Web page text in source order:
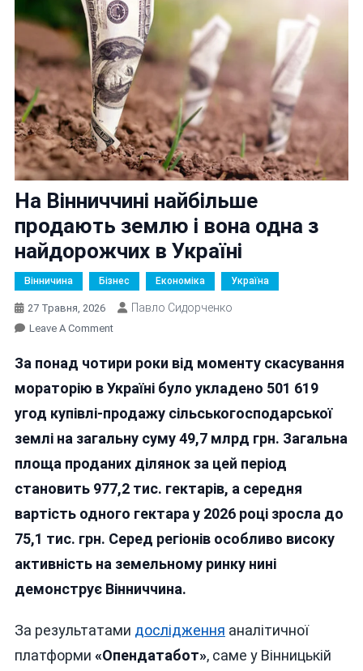
На Вінниччині найбільше
продають землю і вона одна з
найдорожчих в Україні
Вінничина Бізнес Економіка Україна
27 Травня, 2026 Павло Сидорченко
Leave A CommentOn
Вінниччині
Найбільше
Землю
І
З
Найдорожчих
В
Україні
За понад чотири роки від моменту скасування
мораторію в Україні було укладено 501 619
угод купівлі-продажу сільськогосподарської
землі на загальну суму 49,7 млрд грн. Загальна
площа проданих ділянок за цей період
становить 977,2 тис. гектарів, а середня
вартість одного гектара у 2026 році зросла до
75,1 тис. грн. Серед регіонів особливо високу
активність на земельному ринку нині
демонструє Вінниччина.
За результатами дослідження аналітичної
платформи «Опендатабот», саме у Вінницькій